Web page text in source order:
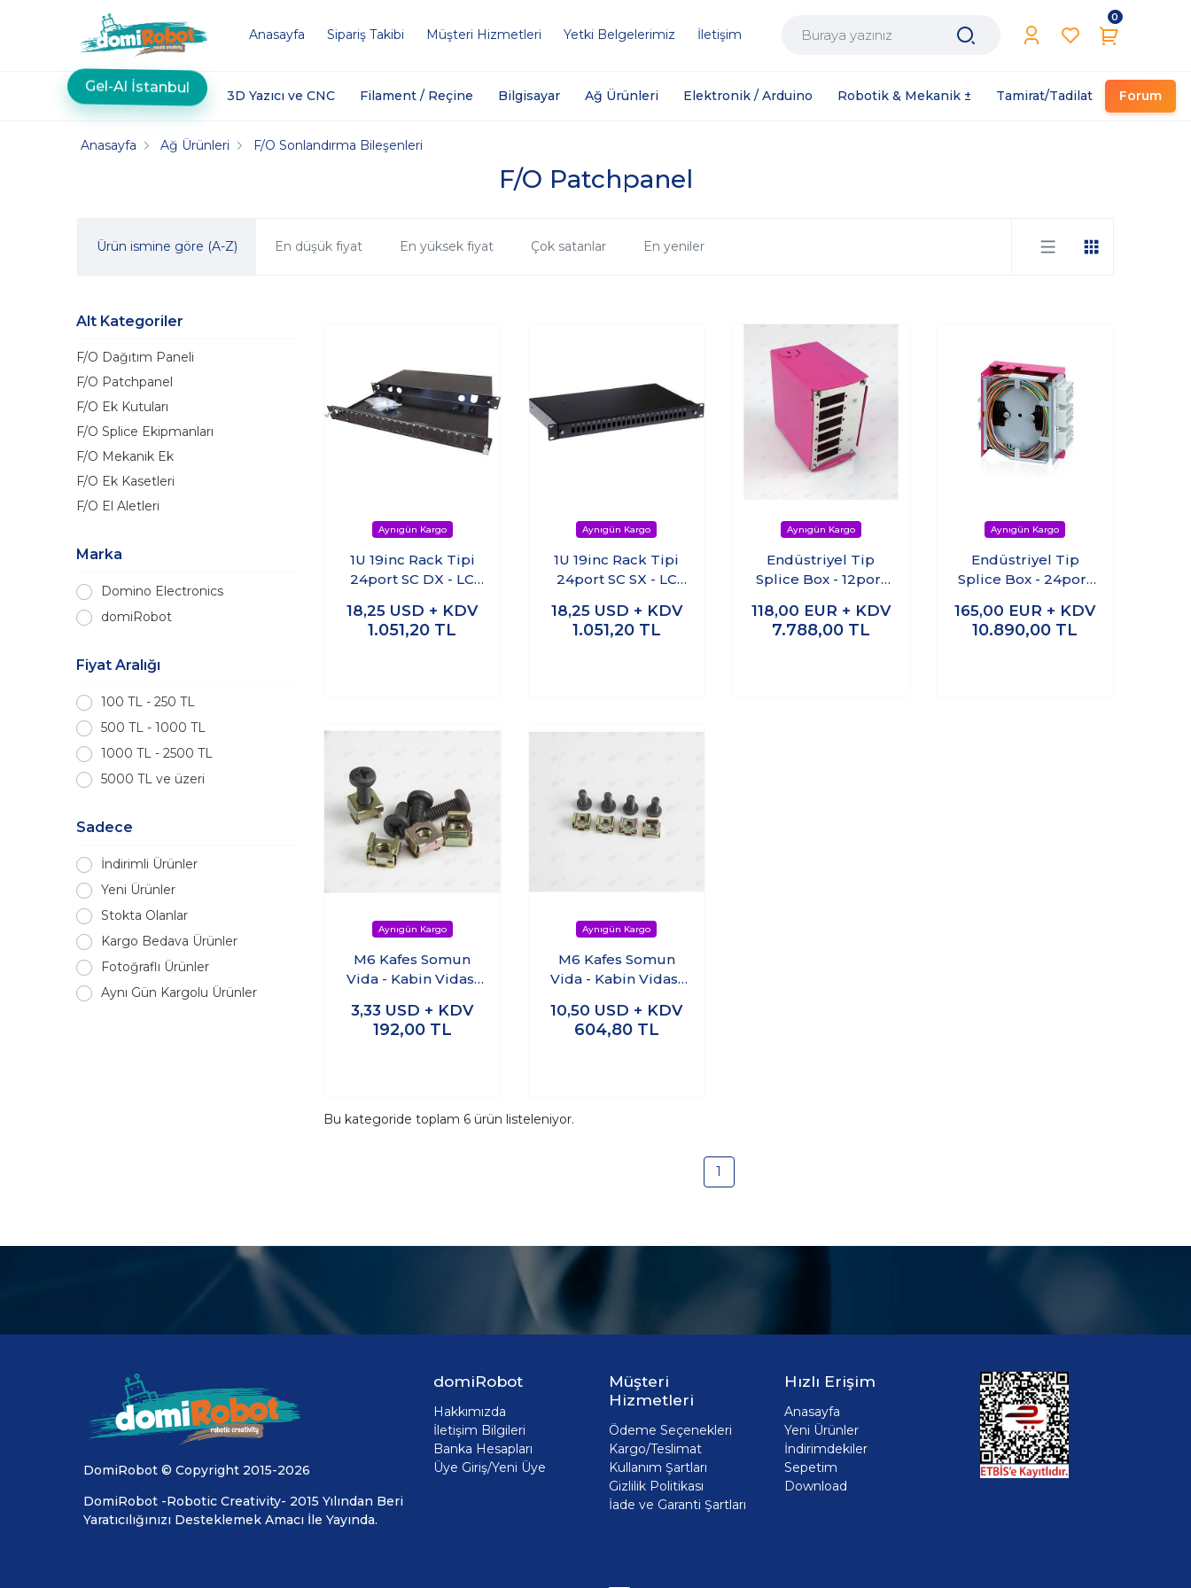
Anasayfa Sipariş Takibi Müşteri Hizmetleri Yetki Belgelerimiz İletişim
0
Gel-Al İstanbul 3D Yazıcı ve CNC Filament / Reçine Bilgisayar Ağ Ürünleri Elektronik / Arduino Robotik & Mekanik ± Tamirat/Tadilat Forum
F/O Patchpanel
Anasayfa Ağ Ürünleri F/O Sonlandırma Bileşenleri
Ürün ismine göre (A-Z) En düşük fiyat En yüksek fiyat Çok satanlar En yeniler
Alt Kategoriler
F/O Dağıtım Paneli
F/O Patchpanel
F/O Ek Kutuları
F/O Splice Ekipmanları
F/O Mekanik Ek
F/O Ek Kasetleri
F/O El Aletleri
Marka
Domino Electronics
domiRobot
Fiyat Aralığı
100 TL - 250 TL
500 TL - 1000 TL
1000 TL - 2500 TL
5000 TL ve üzeri
Sadece
İndirimli Ürünler
Yeni Ürünler
Stokta Olanlar
Kargo Bedava Ürünler
Fotoğraflı Ürünler
Aynı Gün Kargolu Ürünler
1U 19inc Rack Tipi
24port SC DX - LC
Panel - Siyah
18,25 USD + KDV
1.051,20 TL
1U 19inc Rack Tipi
24port SC SX - LC
Panel- Siyah
18,25 USD + KDV
1.051,20 TL
Endüstriyel Tip
Splice Box - 12port
118,00 EUR + KDV
7.788,00 TL
Endüstriyel Tip
Splice Box - 24port
165,00 EUR + KDV
10.890,00 TL
M6 Kafes Somun
Vida - Kabin Vidası
3,33 USD + KDV
192,00 TL
M6 Kafes Somun
Vida - Kabin Vidası
10,50 USD + KDV
604,80 TL
Bu kategoride toplam 6 ürün listeleniyor.
1
DomiRobot © Copyright 2015-2026
DomiRobot -Robotic Creativity- 2015 Yılından Beri
Yaratıcılığınızı Desteklemek Amacı İle Yayında.
domiRobot
Hakkımızda
İletişim Bilgileri
Banka Hesapları
Üye Giriş/Yeni Üye
Müşteri
Hizmetleri
Ödeme Seçenekleri
Kargo/Teslimat
Kullanım Şartları
Gizlilik Politikası
İade ve Garanti Şartları
Hızlı Erişim
Anasayfa
Yeni Ürünler
İndirimdekiler
Sepetim
Download